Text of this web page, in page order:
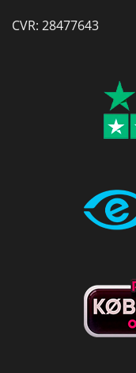
CVR: 28477643